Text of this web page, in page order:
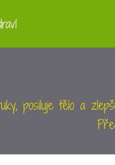
posiluje tělo a